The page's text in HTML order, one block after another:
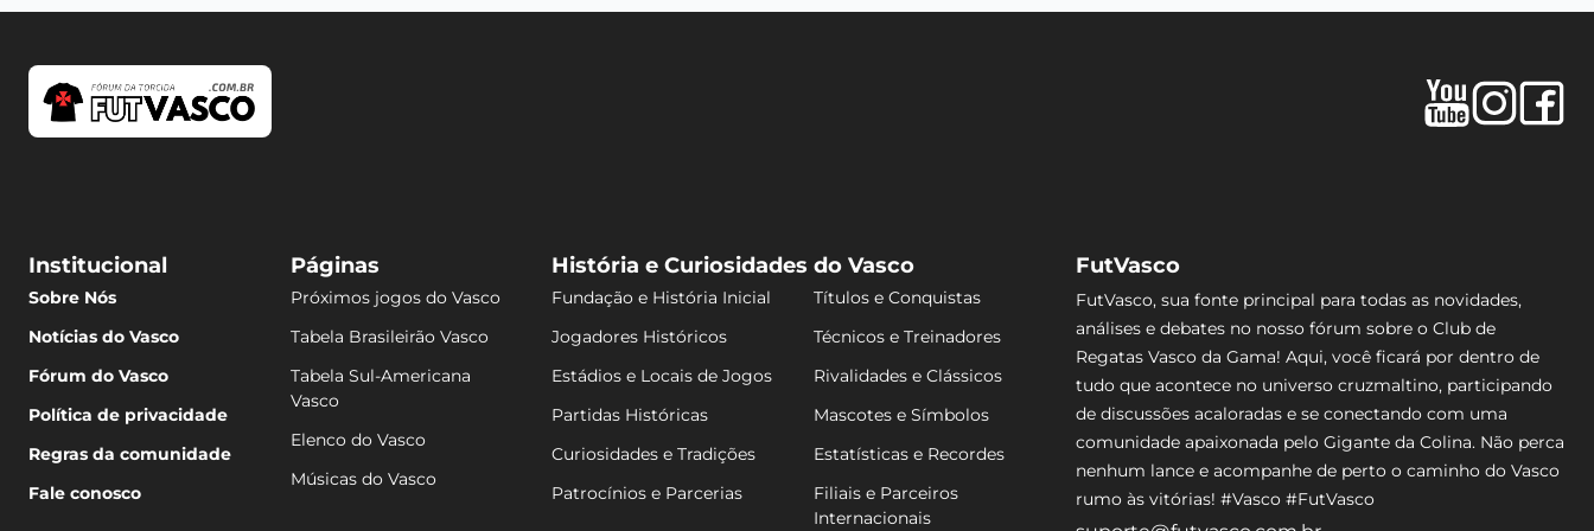
Institucional
Sobre Nós
Notícias do Vasco
Fórum do Vasco
Política de privacidade
Regras da comunidade
Fale conosco
Páginas
Próximos jogos do Vasco
Tabela Brasileirão Vasco
Tabela Sul-Americana
Vasco
Elenco do Vasco
Músicas do Vasco
História e Curiosidades do Vasco
Fundação e História Inicial
Títulos e Conquistas
Jogadores Históricos
Técnicos e Treinadores
Estádios e Locais de Jogos
Rivalidades e Clássicos
Partidas Históricas
Mascotes e Símbolos
Curiosidades e Tradições
Estatísticas e Recordes
Patrocínios e Parcerias
Filiais e Parceiros
Internacionais
FutVasco
FutVasco, sua fonte principal para todas as novidades,
análises e debates no nosso fórum sobre o Club de
Regatas Vasco da Gama! Aqui, você ficará por dentro de
tudo que acontece no universo cruzmaltino, participando
de discussões acaloradas e se conectando com uma
comunidade apaixonada pelo Gigante da Colina. Não perca
nenhum lance e acompanhe de perto o caminho do Vasco
rumo às vitórias! #Vasco #FutVasco